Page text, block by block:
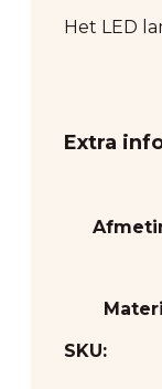
Het LED
Extra
SKU: